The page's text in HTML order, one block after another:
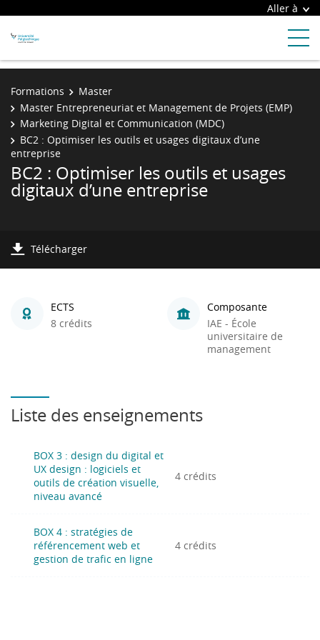
Aller à
Formations
Master
Master Entrepreneuriat et Management de Projets (EMP)
Marketing Digital et Communication (MDC)
BC2 : Optimiser les outils et usages digitaux d’une
entreprise
BC2 : Optimiser les outils et usages
digitaux d’une entreprise
Télécharger
ECTS
8 crédits
Composante
IAE - École
universitaire de
management
Liste des enseignements
BOX 3 : design du digital et
UX design : logiciels et
outils de création visuelle,
niveau avancé
4 crédits
BOX 4 : stratégies de
référencement web et
gestion de trafic en ligne
4 crédits